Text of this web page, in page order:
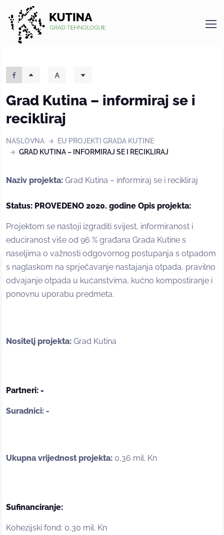
Kutina
Grad Kutina – informiraj se i
recikliraj
NASLOVNA
EU PROJEKTI GRADA KUTINE
GRAD KUTINA – INFORMIRAJ SE I RECIKLIRAJ
Naziv projekta: Grad Kutina – informiraj se i recikliraj
Status: PROVEDENO 2020. godine Opis projekta:
Projektom se nastoji izgraditi svijest, informiranost i
educiranost više od 96 % građana Grada Kutine s
naseljima o važnosti odgovornog postupanja s otpadom
s naglaskom na sprječavanje nastajanja otpada, pravilno
odvajanje otpada u kućanstvima, kućno kompostiranje i
ponovnu uporabu predmeta.
Nositelj projekta: Grad Kutina
Partneri: -
Suradnici: -
Ukupna vrijednost projekta: 0,36 mil. Kn
Sufinanciranje:
Kohezijski fond: 0,30 mil. Kn